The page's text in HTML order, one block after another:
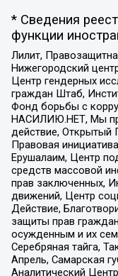
* Сведения
функции
Лилит,
Нижегородский
Центр гендерных
граждан Штаб,
Фонд борьбы с
НАСИЛИЮ.НЕТ, Мы
действие, Открытый
Правовая
Ерушалаим, Центр
средств массовой
прав заключенных,
движений, Центр
Действие,
защиты прав
осужденным и их
Серебряная тайга,
Апрель, Самарская
Аналитический